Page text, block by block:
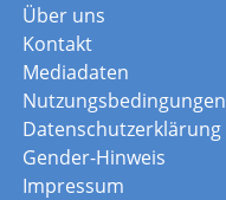
Über uns
Kontakt
Mediadaten
Nutzungsbedingungen
Datenschutzerklärung
Gender-Hinweis
Impressum